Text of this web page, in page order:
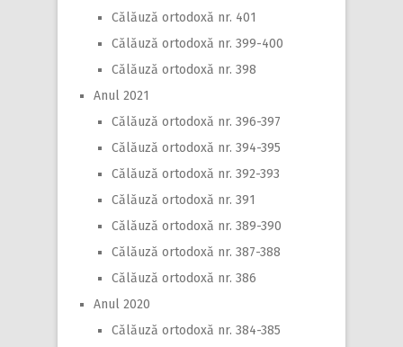
Călăuză ortodoxă nr. 401
Călăuză ortodoxă nr. 399-400
Călăuză ortodoxă nr. 398
Anul 2021
Călăuză ortodoxă nr. 396-397
Călăuză ortodoxă nr. 394-395
Călăuză ortodoxă nr. 392-393
Călăuză ortodoxă nr. 391
Călăuză ortodoxă nr. 389-390
Călăuză ortodoxă nr. 387-388
Călăuză ortodoxă nr. 386
Anul 2020
Călăuză ortodoxă nr. 384-385